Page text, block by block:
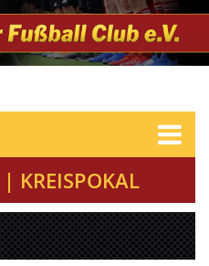
KREISPOKAL